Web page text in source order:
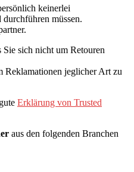
keinerlei
müssen.
sich nicht um Retouren
Reklamationen jeglicher Art zu
Erklärung von Trusted
aus den folgenden Branchen